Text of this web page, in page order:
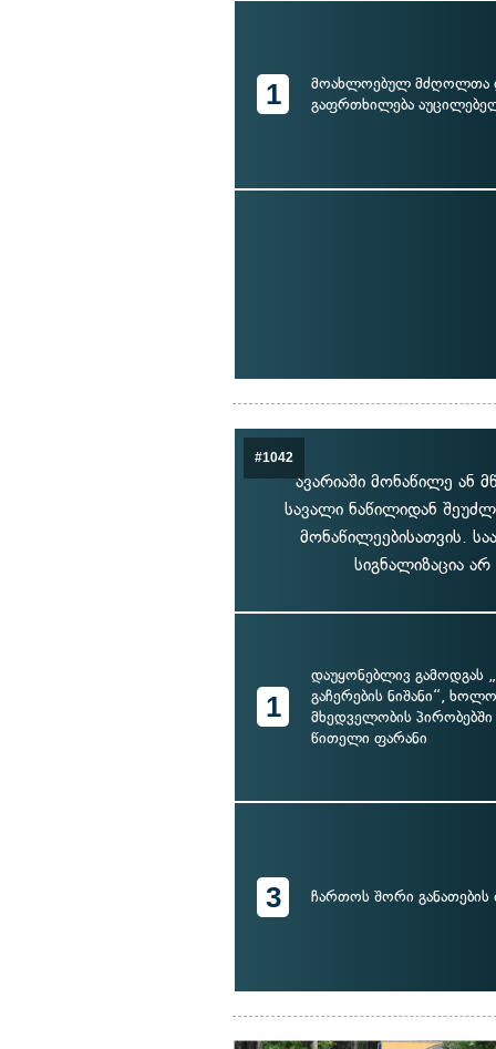
1
მოახლოებულ
გაფრთხილება
#1042
ავარიაში მონაწილე ან
სავალი ნაწილიდან
მონაწილეებისათვის.
სიგნალიზაცია
1
დაუყონებლივ გამოდგას
გაჩერების ნიშანი“,
მხედველობის პირობებში
წითელი ფარანი
3 ჩართოს შორი განათების